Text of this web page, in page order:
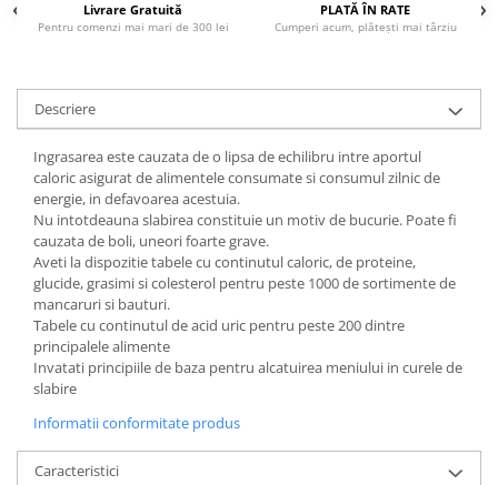
Romane de dragoste, Carti
romantice
Senzatii/Erotic
Senzatii/Thriller
SF & Fantasy
Teatru
Teens Book Club
Umor
Birotica & Papetarie
Adezivi si benzi adezive
Calculator
Livrare Gratuită
Pentru comenzi mai mari de 300 lei
PLATĂ ÎN RATE
Cumperi acum, plătești mai târziu
Descriere
Ingrasarea este cauzata de o lipsa de echilibru intre aportul
caloric asigurat de alimentele consumate si consumul zilnic de
energie, in defavoarea acestuia.
Nu intotdeauna slabirea constituie un motiv de bucurie. Poate fi
cauzata de boli, uneori foarte grave.
Aveti la dispozitie tabele cu continutul caloric, de proteine,
glucide, grasimi si colesterol pentru peste 1000 de sortimente de
mancaruri si bauturi.
Tabele cu continutul de acid uric pentru peste 200 dintre
principalele alimente
Invatati principiile de baza pentru alcatuirea meniului in curele de
slabire
Informatii conformitate produs
Caracteristici